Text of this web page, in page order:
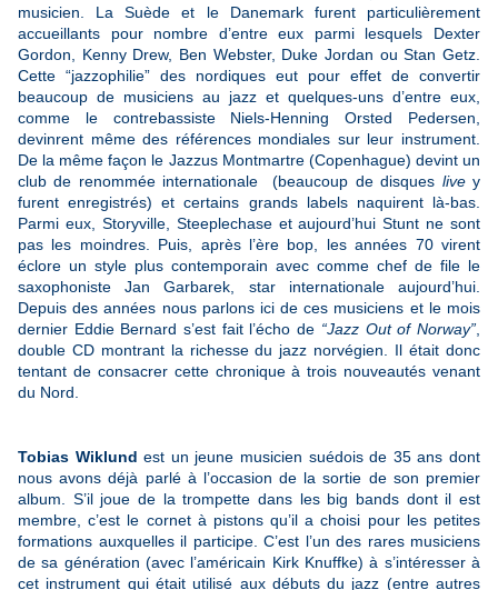
musicien. La Suède et le Danemark furent particulièrement
accueillants pour nombre d’entre eux parmi lesquels Dexter
Gordon, Kenny Drew, Ben Webster, Duke Jordan ou Stan Getz.
Cette “jazzophilie” des nordiques eut pour effet de convertir
beaucoup de musiciens au jazz et quelques-uns d’entre eux,
comme le contrebassiste Niels-Henning Orsted Pedersen,
devinrent même des références mondiales sur leur instrument.
De la même façon le Jazzus Montmartre (Copenhague) devint un
club de renommée internationale (beaucoup de disques livey
furent enregistrés) et certains grands labels naquirent là-bas.
Parmi eux, Storyville, Steeplechase et aujourd’hui Stunt ne sont
pas les moindres. Puis, après l’ère bop, les années 70 virent
éclore un style plus contemporain avec comme chef de file le
saxophoniste Jan Garbarek, star internationale aujourd’hui.
Depuis des années nous parlons ici de ces musiciens et le mois
dernier Eddie Bernard s’est fait l’écho de “Jazz Out of Norway”
double CD montrant la richesse du jazz norvégien. Il était donc
tentant de consacrer cette chronique à trois nouveautés venant
du Nord.
Tobias Wiklund est un jeune musicien suédois de 35 ans dont
nous avons déjà parlé à l’occasion de la sortie de son premier
album. S’il joue de la trompette dans les big bands dont il est
membre, c’est le cornet à pistons qu’il a choisi pour les petites
formations auxquelles il participe. C’est l’un des rares musiciens
de sa génération (avec l’américain Kirk Knuffke) à s’intéresser à
cet instrument qui était utilisé aux débuts du jazz (entre autres